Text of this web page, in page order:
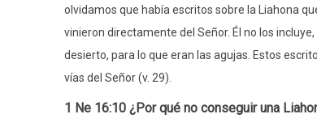
olvidamos que había escritos sobre la Liahona
vinieron directamente del Señor. Él no los
desierto, para lo que eran las agujas. Estos
vías del Señor (v. 29).
1 Ne 16:10 ¿Por qué no conseguir una